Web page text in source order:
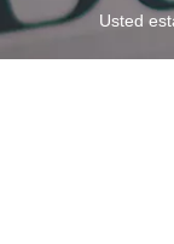
Usted